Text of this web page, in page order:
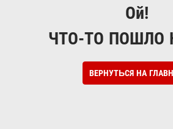
Ой!
ЧТО-ТО ПОШЛО
ВЕРНУТЬСЯ НА